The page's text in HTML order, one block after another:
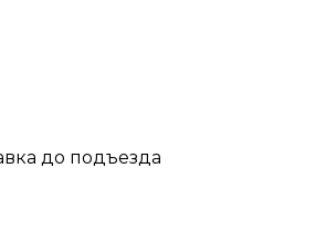
до подъезда